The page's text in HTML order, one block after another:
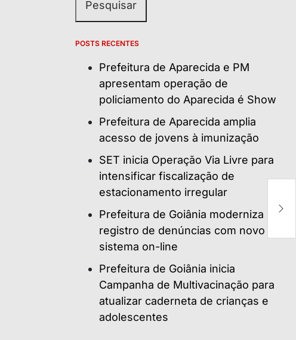
POSTS RECENTES
Prefeitura de Aparecida e PM
apresentam operação de
policiamento do Aparecida é Show
Prefeitura de Aparecida amplia
acesso de jovens à imunização
SET inicia Operação Via Livre para
intensificar fiscalização de
estacionamento irregular
Prefeitura de Goiânia moderniza
registro de denúncias com novo
sistema on-line
Prefeitura de Goiânia inicia
Campanha de Multivacinação para
atualizar caderneta de crianças e
adolescentes